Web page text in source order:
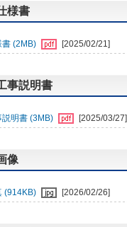
様書
書 (2MB) [2025/02/21]
事説明書
説明書 (3MB) [2025/03/27]
像
(914KB) [2026/02/26]